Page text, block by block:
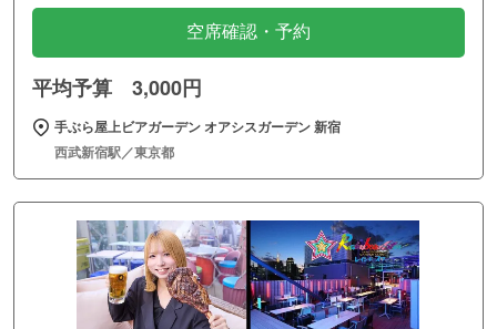
空席確認・予約
平均予算 3,000円
手ぶら屋上ビアガーデン オアシスガーデン 新宿
西武新宿駅／東京都